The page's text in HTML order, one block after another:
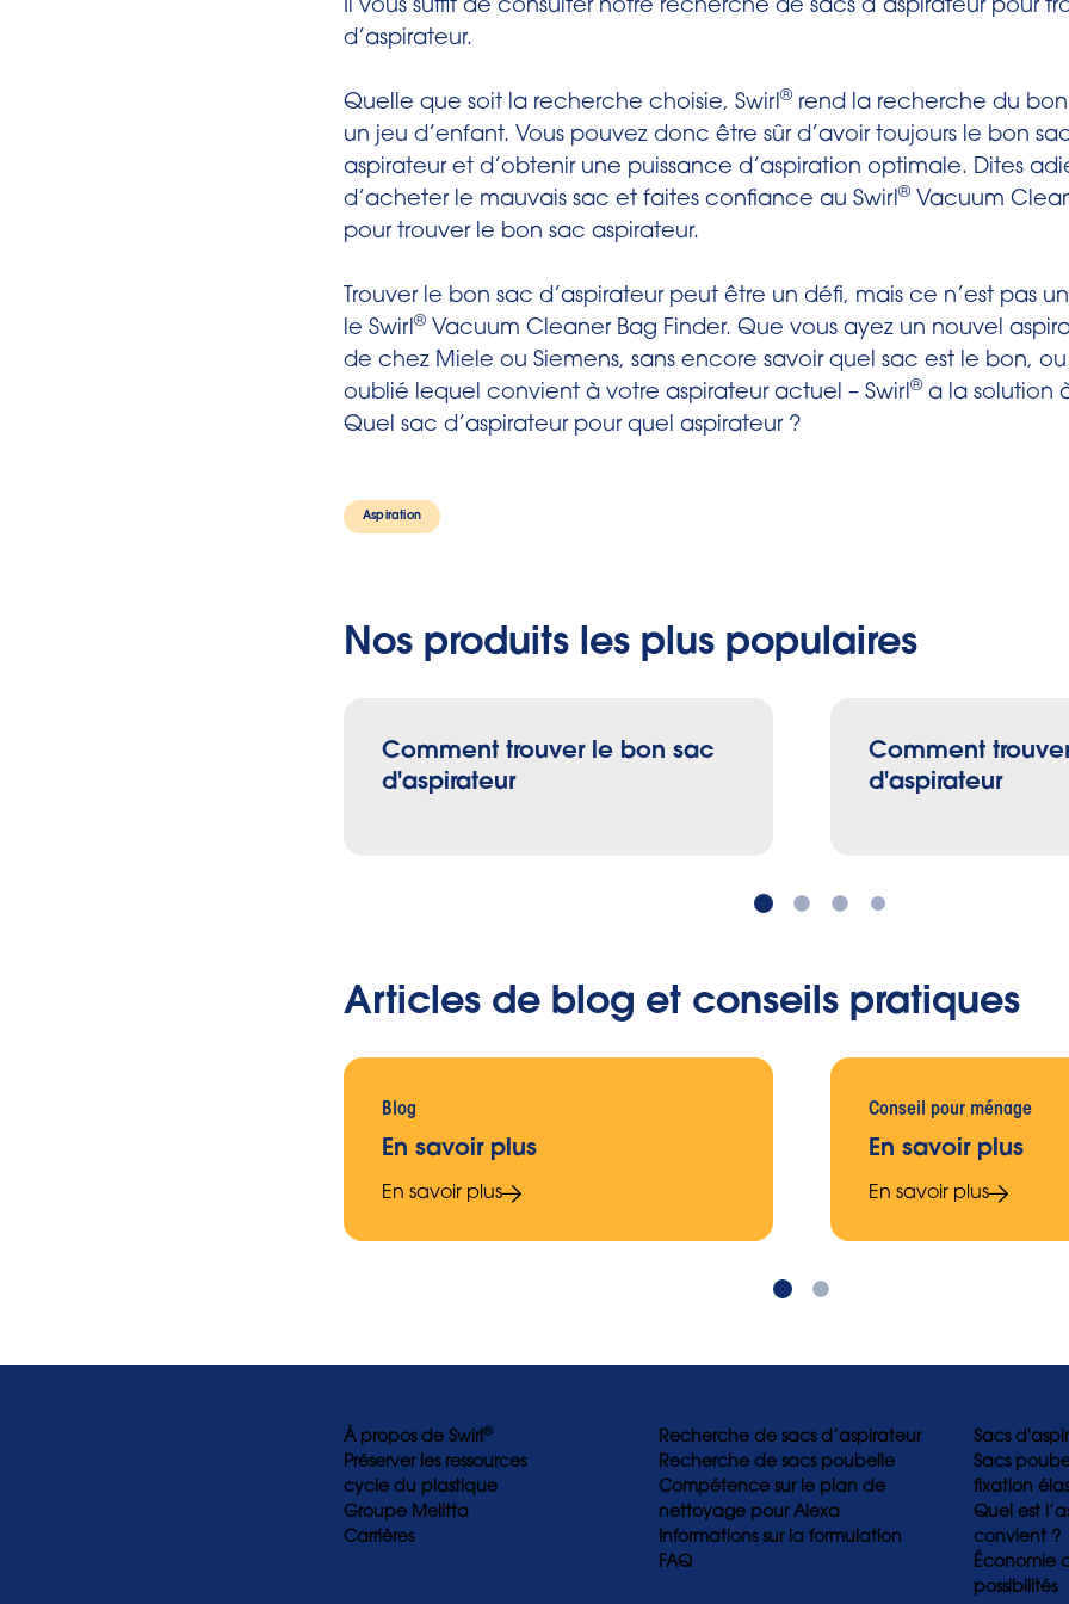
3. Trouvez la plaque nominative sur l’aspirateur (généralement à
4. Puis tapez sur « Enregistrement ».
5. Le sac assorti sera exposé.
1. Recherche du sac d’aspirateur
2.Avec votre smartphone ou tablette :appuyez sur « Entrer
Sur un ordinateur portable ou de bureau : Cliquezsur «
marque ».
3. Recherchez et sélectionnez le nom de la marque ou du
nom, vous pouvez réduire la liste.
4. Revoir la sélection et cliquer sur « Sélectionner le modèle ». Si
accidentellement sélectionné la mauvaise marque, cliquez sur
marque, puis répétez l’étape précédente.
original dans la liste et sélectionnez-le. Conseil : Si vous entrez
accidentellement sélectionné le mauvais modèle, cliquez sur
7. Le sac assorti sera exposé.
Il vous suffit de consulter notre recherche de sacs d’aspirateur pour
d’aspirateur.
Quelle que soit la recherche choisie, Swirl® rend la recherche du bon
un jeu d’enfant. Vous pouvez donc être sûr d’avoir toujours le bon
aspirateur et d’obtenir une puissance d’aspiration optimale. Dites
d’acheter le mauvais sac et faites confiance au Swirl® Vacuum
pour trouver le bon sac aspirateur.
Trouver le bon sac d’aspirateur peut être un défi, mais ce n’est pas
le Swirl® Vacuum Cleaner Bag Finder. Que vous ayez un nouvel
de chez Miele ou Siemens, sans encore savoir quel sac est le bon,
oublié lequel convient à votre aspirateur actuel – Swirl® a la solution
Quel sac d’aspirateur pour quel aspirateur ?
Aspiration
Nos produits les plus populaires
Comment trouver le bon sac
d'aspirateur
Comment
d'aspirateur
Articles de blog et conseils pratiques
Blog
En savoir plus
En savoir plus
Conseil pour ménage
En savoir plus
En savoir plus
À propos de Swirl®
Préserver les ressources
cycle du plastique
Groupe Melitta
Carrières
Recherche de sacs d’aspirateur
Recherche de sacs poubelle
Compétence sur le plan de
nettoyage pour Alexa
Informations sur la formulation
FAQ
Sacs
Sacs
fixation
Quel est
convient ?
Économie
possibilités